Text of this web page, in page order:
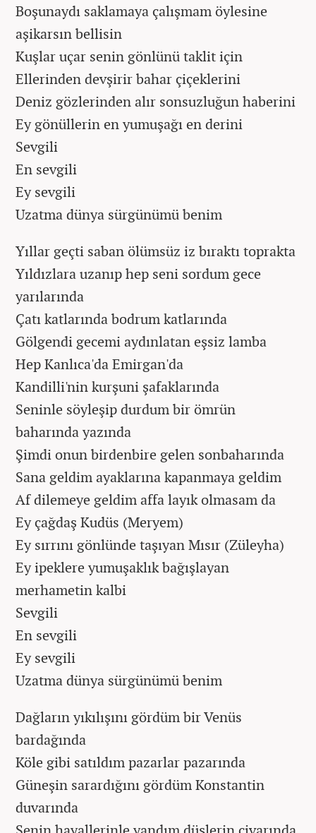
Boşunaydı saklamaya çalışmam öylesine
aşikarsın bellisin
Kuşlar uçar senin gönlünü taklit için
Ellerinden devşirir bahar çiçeklerini
Deniz gözlerinden alır sonsuzluğun haberini
Ey gönüllerin en yumuşağı en derini
Sevgili
En sevgili
Ey sevgili
Uzatma dünya sürgünümü benim
Yıllar geçti saban ölümsüz iz bıraktı toprakta
Yıldızlara uzanıp hep seni sordum gece
yarılarında
Çatı katlarında bodrum katlarında
Gölgendi gecemi aydınlatan eşsiz lamba
Hep Kanlıca'da Emirgan'da
Kandilli'nin kurşuni şafaklarında
Seninle söyleşip durdum bir ömrün
baharında yazında
Şimdi onun birdenbire gelen sonbaharında
Sana geldim ayaklarına kapanmaya geldim
Af dilemeye geldim affa layık olmasam da
Ey çağdaş Kudüs (Meryem)
Ey sırrını gönlünde taşıyan Mısır (Züleyha)
Ey ipeklere yumuşaklık bağışlayan
merhametin kalbi
Sevgili
En sevgili
Ey sevgili
Uzatma dünya sürgünümü benim
Dağların yıkılışını gördüm bir Venüs
bardağında
Köle gibi satıldım pazarlar pazarında
Güneşin sarardığını gördüm Konstantin
duvarında